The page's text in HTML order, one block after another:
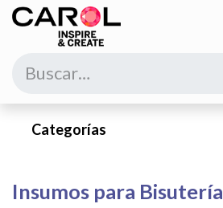
Ir al contenido
Categorías
Insumos para Bisutería